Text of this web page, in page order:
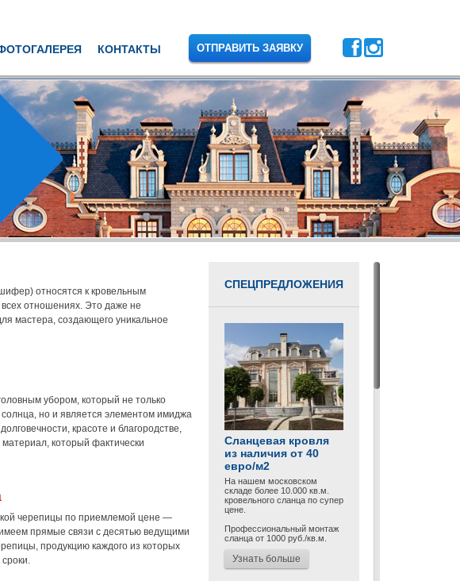
КОНТАКТЫ ОТПРАВИТЬ ЗАЯВКУ
относятся к кровельным
отношениях. Это даже не
мастера, создающего уникальное
убором, который не только
но и является элементом имиджа
красоте и благородстве,
который фактически
черепицы по приемлемой цене —
прямые связи с десятью ведущими
продукцию каждого из которых
СПЕЦПРЕДЛОЖЕНИЯ
Сланцевая кровля
из наличия от 40
евро/м2
На нашем московском
складе более 10.000 кв.м.
кровельного сланца по супер
цене.
Профессиональный монтаж
сланца от 1000 руб./кв.м.
Узнать больше